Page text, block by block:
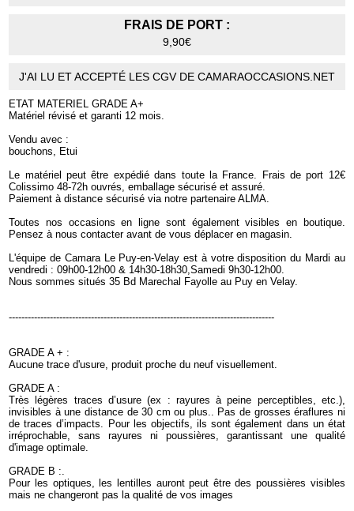
FRAIS DE PORT :
9,90€
J'AI LU ET ACCEPTÉ LES CGV DE CAMARAOCCASIONS.NET
ETAT MATERIEL GRADE A+
Matériel révisé et garanti 12 mois.
Vendu avec :
bouchons, Etui
Le matériel peut être expédié dans toute la France. Frais de port 12€
Colissimo 48-72h ouvrés, emballage sécurisé et assuré.
Paiement à distance sécurisé via notre partenaire ALMA.
Toutes nos occasions en ligne sont également visibles en boutique.
Pensez à nous contacter avant de vous déplacer en magasin.
L'équipe de Camara Le Puy-en-Velay est à votre disposition du Mardi au
vendredi : 09h00-12h00 & 14h30-18h30,Samedi 9h30-12h00.
Nous sommes situés 35 Bd Marechal Fayolle au Puy en Velay.
------------------------------------------------------------------------------------
GRADE A + :
Aucune trace d'usure, produit proche du neuf visuellement.
GRADE A :
Très légères traces d’usure (ex : rayures à peine perceptibles, etc.),
invisibles à une distance de 30 cm ou plus.. Pas de grosses éraflures ni
de traces d’impacts. Pour les objectifs, ils sont également dans un état
irréprochable, sans rayures ni poussières, garantissant une qualité
d'image optimale.
GRADE B :.
Pour les optiques, les lentilles auront peut être des poussières visibles
mais ne changeront pas la qualité de vos images